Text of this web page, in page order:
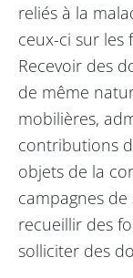
reliés à la
ceux-ci sur les
Recevoir des
de même
mobilières,
contributions
objets de la
campagnes
recueillir des
solliciter des